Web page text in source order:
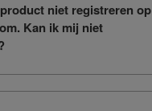
niet registreren op
Kan ik mij niet